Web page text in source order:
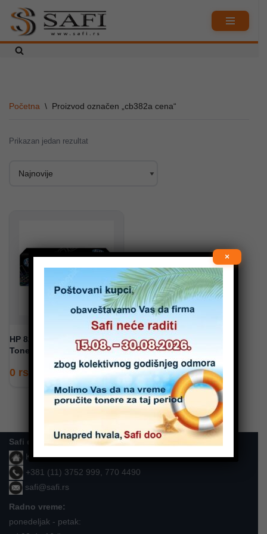
Skoči
na
Početna \ Proizvod označen „cb382a cena“
Prikazan jedan rezultat
HP 824A Yellow LaserJet
Toner Cartridge (CB382A)
0 rsd
Safi doo
Karla Soprona 15, Beograd - Zemun
+381 (11) 3752 999, 770 4490
safi@safi.rs
Radno vreme:
ponedeljak - petak:
×